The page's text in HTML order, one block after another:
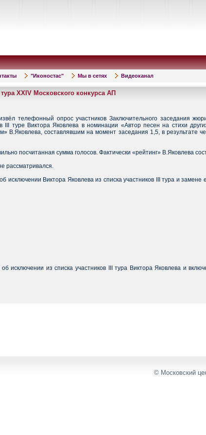
"Иконостас" Мы в сетях Видеоканал
XXIV Московского конкурса АП
телефонный опрос участников Заключительного заседания
туре Виктора Яковлева в номинации «Автор песен на стихи
В.Яковлева, составлявшим на момент заседания 1,5, в результате
посчитанная сумма голосов. Фактически «рейтинг» В.Яковлева
рассматривался.
Виктора Яковлева из списка участников III тура и замене
из списка участников III тура Виктора Яковлева и
© Московский